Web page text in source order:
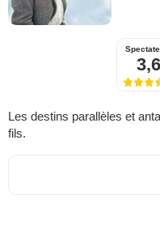
3,6
Les destins parallèles et
fils.